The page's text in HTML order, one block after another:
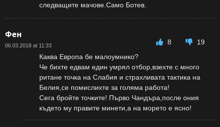
следващите мачове.Само Ботев.
Фен
06.03.2018 at 11:33 8
19
Каква Европа бе малоумнико?
Че бихте едвам един умрял отбор,взехте с много
ритане точка на Слабия и страхливата тактика на
Белия,се помислихте за голяма работа!
Сега бройте точките! Първо Чандъра,после ония
където му правите минети,а на морето е ясно!